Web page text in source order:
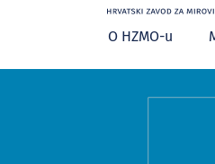
Glavni
O HZMO-u